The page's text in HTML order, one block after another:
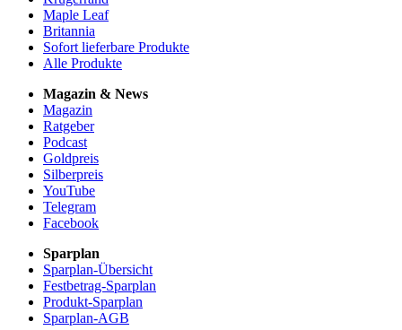
Maple Leaf
Britannia
Sofort lieferbare Produkte
Alle Produkte
Magazin & News
Magazin
Ratgeber
Podcast
Goldpreis
Silberpreis
YouTube
Telegram
Facebook
Sparplan
Sparplan-Übersicht
Festbetrag-Sparplan
Produkt-Sparplan
Sparplan-AGB